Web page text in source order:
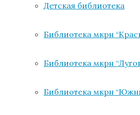
Детская библиотека
Библиотека мкрн
Библиотека мкрн
Библиотека мкрн